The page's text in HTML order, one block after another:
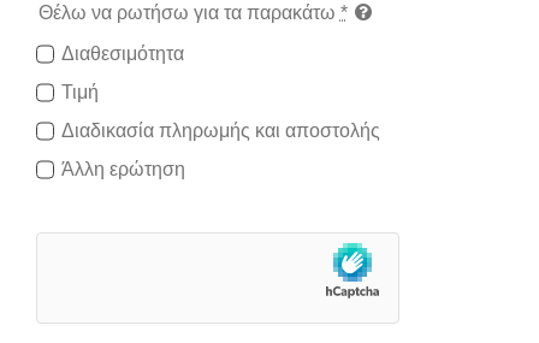
Θέλω να ρωτήσω για τα παρακάτω *
Διαθεσιμότητα
Τιμή
Διαδικασία πληρωμής και αποστολής
Άλλη ερώτηση